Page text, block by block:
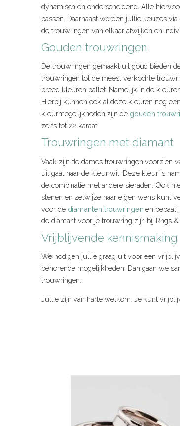
dynamisch en onderscheidend. Alle
passen. Daarnaast worden jullie keuzes
de trouwringen van elkaar afwijken en
Gouden trouwringen
De trouwringen gemaakt uit goud bieden
trouwringen tot de meest verkochte
breed kleuren pallet. Namelijk in de
Hierbij kunnen ook al deze kleuren nog
kleurmogelijkheden zijn de gouden
zelfs tot 22 karaat.
Trouwringen met diamant
Vaak zijn de dames trouwringen voorzien
uit gaat naar de kleur wit. Deze kleur is
de combinatie met andere sieraden. Ook
stenen en zetwijze naar eigen wens kunt
voor de diamanten trouwringen en bepaal
de diamant voor je trouwring zijn bij Rngs
Vrijblijvende kennismaking
We nodigen jullie graag uit voor een
behorende mogelijkheden. Dan gaan we
trouwringen.
Jullie zijn van harte welkom. Je kunt